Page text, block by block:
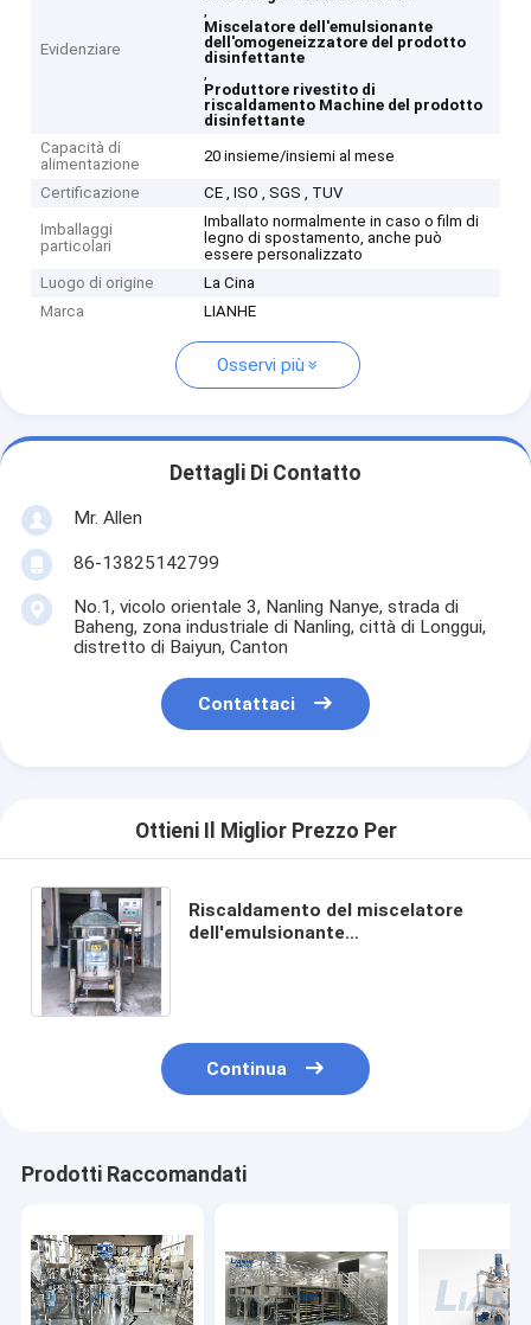
Evidenziare
,
Miscelatore dell'emulsionante
dell'omogeneizzatore del prodotto
disinfettante
,
Produttore rivestito di
riscaldamento Machine del prodotto
disinfettante
Capacità di
alimentazione
20 insieme/insiemi al mese
Certificazione CE , ISO , SGS , TUV
Imballaggi
particolari
Imballato normalmente in caso o film di
legno di spostamento, anche può
essere personalizzato
Luogo di origine
La Cina
Marca
LIANHE
Osservi più
Dettagli Di Contatto
Mr. Allen
86-13825142799
No.1, vicolo orientale 3, Nanling Nanye, strada di
Baheng, zona industriale di Nanling, città di Longgui,
distretto di Baiyun, Canton
Contattaci
Ottieni Il Miglior Prezzo Per
Riscaldamento del miscelatore
dell'emulsionante
Continua
Prodotti Raccomandati